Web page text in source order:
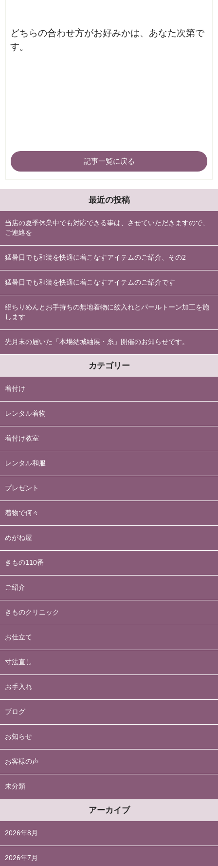
どちらの合わせ方がお好みかは、あなた次第で
す。
記事一覧に戻る
最近の投稿
当店の夏季休業中でも対応できる事は、させていただきますので、
ご連絡を
猛暑日でも和装を快適に着こなすアイテムのご紹介、その2
猛暑日でも和装を快適に着こなすアイテムのご紹介です
絽ちりめんとお手持ちの無地着物に紋入れとパールトーン加工を施
します
先月末の届いた「本場結城紬展・糸」開催のお知らせです。
カテゴリー
着付け
レンタル着物
着付け教室
レンタル和服
プレゼント
着物で何々
めがね屋
きもの110番
ご紹介
きものクリニック
お仕立て
寸法直し
お手入れ
ブログ
お知らせ
お客様の声
未分類
アーカイブ
2026年8月
2026年7月